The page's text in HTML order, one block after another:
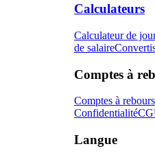
Calculateurs
Calculateur de
de salaire
Comptes à
Comptes à
Confidentialité
Langue